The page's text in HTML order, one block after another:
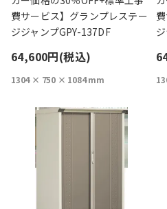
費サービス】グランプレステー
ジジャンプGPY-137DF
64,600円(税込)
1304 × 750 × 1084 mm